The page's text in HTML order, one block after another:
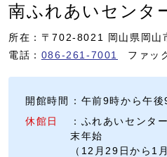
南ふれあいセンタ
所在：〒702-8021 岡山県岡山
電話： 086-261-7001 ファッ
開館時間
：午前9時から午後
休館日
：ふれあいセンタ
末年始
（12月29日から1